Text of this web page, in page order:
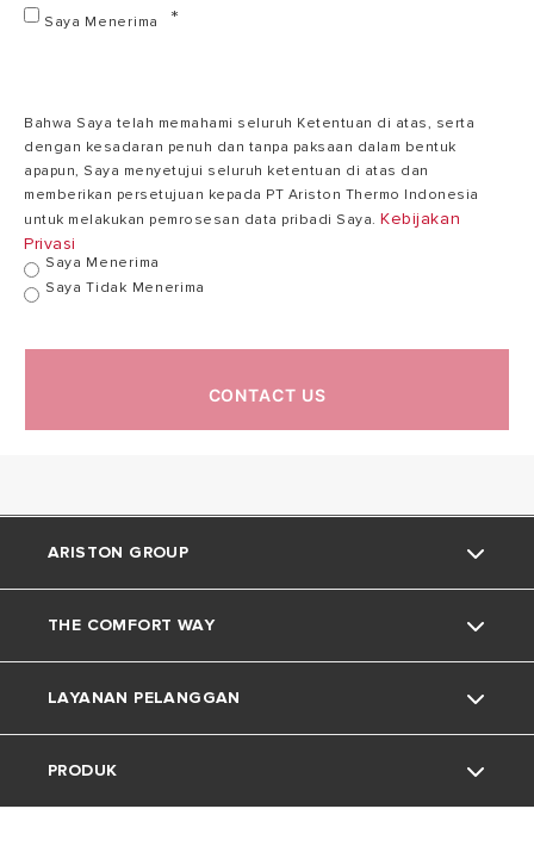
Saya Menerima
Bahwa Saya telah memahami seluruh Ketentuan di atas, serta
dengan kesadaran penuh dan tanpa paksaan dalam bentuk
apapun, Saya menyetujui seluruh ketentuan di atas dan
memberikan persetujuan kepada PT Ariston Thermo Indonesia
untuk melakukan pemrosesan data pribadi Saya. Kebijakan
Privasi
Saya Menerima
Saya Tidak Menerima
CONTACT US
ARISTON GROUP
Tentang Ariston
Grup
Karir
THE COMFORT WAY
Trik dan Kiat
Kehidupan Rumah
LAYANAN PELANGGAN
Kontak
PRODUK